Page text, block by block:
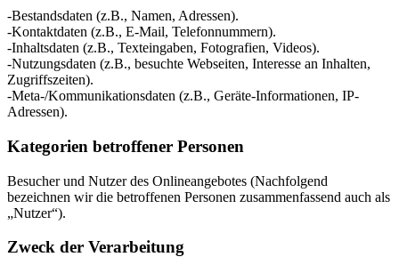
-Bestandsdaten (z.B., Namen, Adressen).
-Kontaktdaten (z.B., E-Mail, Telefonnummern).
-Inhaltsdaten (z.B., Texteingaben, Fotografien, Videos).
-Nutzungsdaten (z.B., besuchte Webseiten, Interesse an Inhalten,
Zugriffszeiten).
-Meta-/Kommunikationsdaten (z.B., Geräte-Informationen, IP-
Adressen).
Kategorien betroffener Personen
Besucher und Nutzer des Onlineangebotes (Nachfolgend
bezeichnen wir die betroffenen Personen zusammenfassend auch als
„Nutzer“).
Zweck der Verarbeitung